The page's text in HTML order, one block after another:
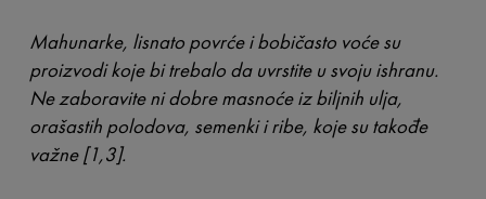
Mahunarke, lisnato povrće i bobičasto voće su
proizvodi koje bi trebalo da uvrstite u svoju ishranu.
Ne zaboravite ni dobre masnoće iz biljnih ulja,
orašastih polodova, semenki i ribe, koje su takođe
važne [1,3].